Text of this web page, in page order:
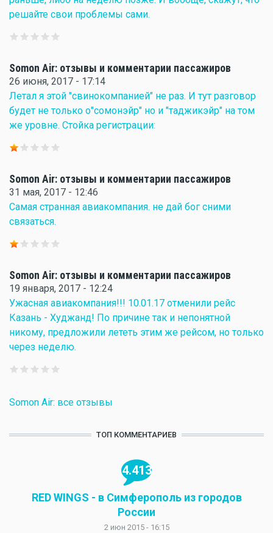
решайте свои проблемы сами.
Somon Air: отзывы и комментарии пассажиров
26 июня, 2017 - 17:14
Летал я этой "свинокомпанией" не раз. И тут разговор
будет не только о"сомонэйр" но и "таджикэйр" на том
же уровне. Стойка регистрации:
Somon Air: отзывы и комментарии пассажиров
31 мая, 2017 - 12:46
Самая странная авиакомпания. не дай бог сними
связаться.
Somon Air: отзывы и комментарии пассажиров
19 января, 2017 - 12:24
Ужасная авиакомпания!!! 10.01.17 отменили рейс
Казань - Худжанд! По причине так и непонятной
никому, предложили лететь этим же рейсом, но только
через неделю.
Somon Air: все отзывы
ТОП КОММЕНТАРИЕВ
4.413
RED WINGS - в Симферополь из городов
России
2 июн 2015 - 16:15